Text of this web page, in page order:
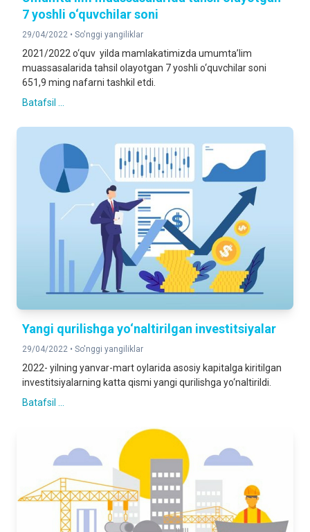
7 yoshli o‘quvchilar soni
29/04/2022 • So'nggi yangiliklar
2021/2022 o‘quv yilda mamlakatimizda umumta’lim
muassasalarida tahsil olayotgan 7 yoshli o‘quvchilar soni
651,9 ming nafarni tashkil etdi.
Batafsil ...
Yangi qurilishga yo‘naltirilgan investitsiyalar
29/04/2022 • So'nggi yangiliklar
2022- yilning yanvar-mart oylarida asosiy kapitalga kiritilgan
investitsiyalarning katta qismi yangi qurilishga yo‘naltirildi.
Batafsil ...